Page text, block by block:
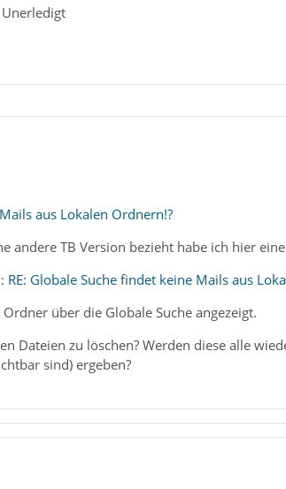
Unerledigt
aus Lokalen Ordnern!?
andere TB Version bezieht habe ich hier
RE: Globale Suche findet keine Mails aus
über die Globale Suche angezeigt.
Dateien zu löschen? Werden diese alle
sind) ergeben?